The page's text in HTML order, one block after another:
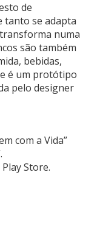
de
tanto se adapta
numa
são também
bebidas,
é um protótipo
pelo designer
com a Vida”
Store.